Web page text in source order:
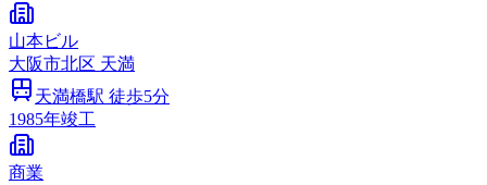
山本ビル
大阪市北区 天満
天満橋駅 徒歩5分
1985年竣工
商業